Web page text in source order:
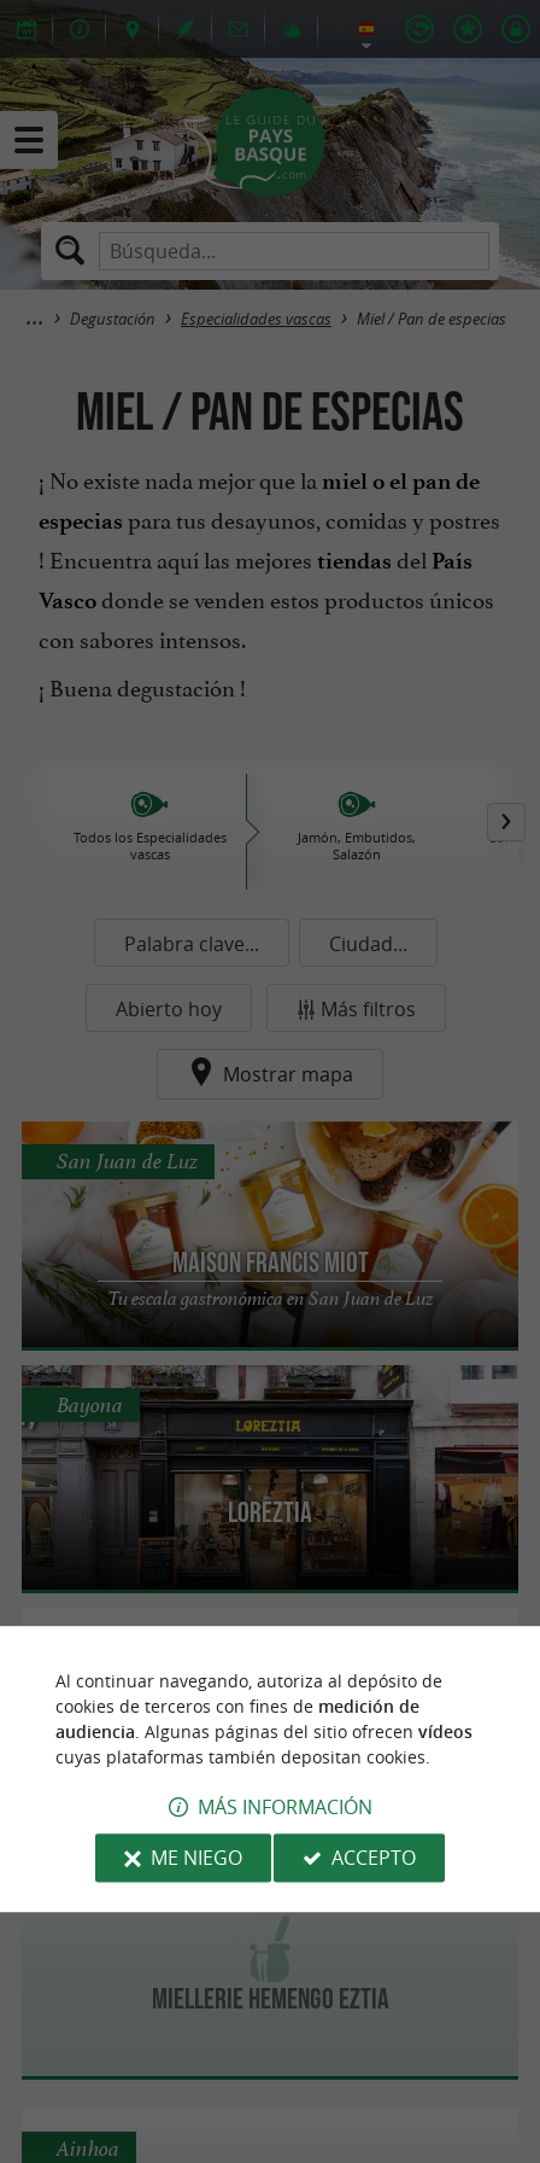
Degustación Especialidades vascas Miel / Pan de especias
Miel / Pan de especias
¡ No existe nada mejor que la miel o el pan de
especias para tus desayunos, comidas y postres
! Encuentra aquí las mejores tiendas del País
Vascodonde se venden estos productos únicos
con sabores intensos.
¡ Buena degustación !
Todos los Especialidades
vascas
Jamón, Embutidos,
Salazón
Palabra clave... Ciudad...
Abierto hoy Más filtros
Mostrar mapa
Maison Francis Miot
Tu escala gastronómica en San Juan de Luz
San Juan de Luz
LOREZTIA
Bayona
FERME AGERRIA
Miellerie Hemengo Eztia
Sare
Ainhoa
Al continuar navegando, autoriza al depósito de
cookies de terceros con fines de medición de
audiencia . Algunas páginas del sitio ofrecen vídeos
cuyas plataformas también depositan cookies.
MÁS INFORMACIÓN
ME NIEGO
ACCEPTO